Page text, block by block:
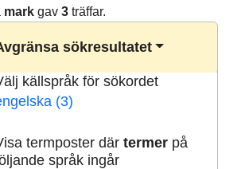
markgav 3träffar.
sökresultatet
källspråk för sökordet
(3)
termposter där termerpå
språk ingår